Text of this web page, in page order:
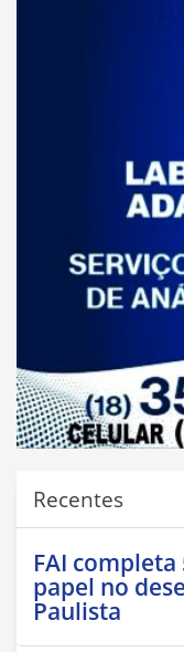
Recentes
FAI
papel no
Paulista